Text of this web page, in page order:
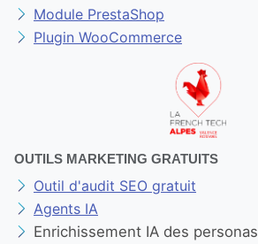
Module PrestaShop
Plugin WooCommerce
OUTILS MARKETING GRATUITS
Outil d'audit SEO gratuit
Agents IA
Enrichissement IA des personas